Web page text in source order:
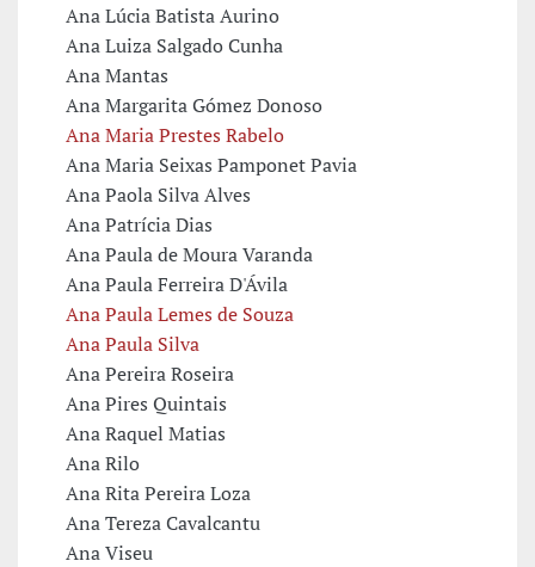
Ana Lúcia Batista Aurino
Ana Luiza Salgado Cunha
Ana Mantas
Ana Margarita Gómez Donoso
Ana Maria Prestes Rabelo
Ana Maria Seixas Pamponet Pavia
Ana Paola Silva Alves
Ana Patrícia Dias
Ana Paula de Moura Varanda
Ana Paula Ferreira D'Ávila
Ana Paula Lemes de Souza
Ana Paula Silva
Ana Pereira Roseira
Ana Pires Quintais
Ana Raquel Matias
Ana Rilo
Ana Rita Pereira Loza
Ana Tereza Cavalcantu
Ana Viseu